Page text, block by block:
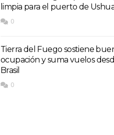
limpia para el puerto de
0
Tierra del Fuego sostiene
ocupación y suma vuelos
Brasil
0